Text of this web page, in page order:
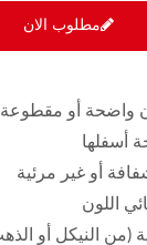
مطلوب الان
واضحة أو
أسفلها
(من النيكل أو